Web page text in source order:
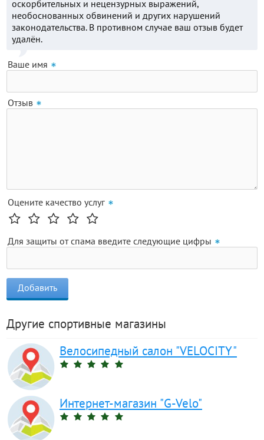
оскорбительных и нецензурных выражений,
необоснованных обвинений и других нарушений
законодательства. В противном случае ваш отзыв будет
удалён.
Ваше имя
Отзыв
Оцените качество услуг
Для защиты от спама введите следующие цифры
Другие спортивные магазины
Велосипедный салон "VELOCITY"
Интернет-магазин "G-Velo"